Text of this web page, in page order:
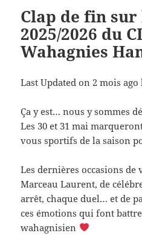
Clap de fin sur
2025/2026 du
Wahagnies
Last Updated on 2 mois
Ça y est… nous y sommes
Les 30 et 31 mai
vous sportifs de la saison
Les dernières occasions de
Marceau Laurent, de
arrêt, chaque duel… et de
ces émotions qui font
wahagnisien